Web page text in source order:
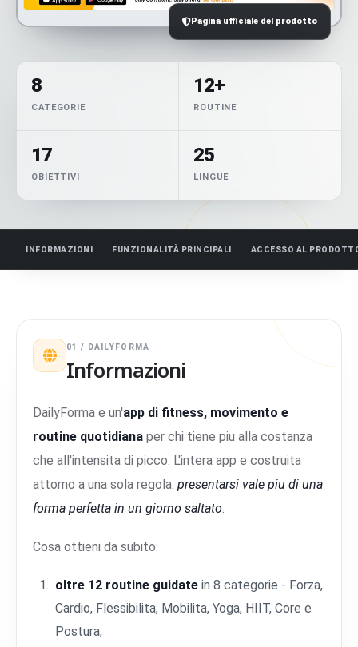
Pagina ufficiale del prodotto
8
CATEGORIE
12+
ROUTINE
17
OBIETTIVI
25
LINGUE
INFORMAZIONI FUNZIONALITÀ PRINCIPALI ACCESSO AL
01 / DAILYFORMA
Informazioni
DailyForma e un'app di fitness, movimento e
routine quotidiana per chi tiene piu alla costanza
che all'intensita di picco. L'intera app e costruita
attorno a una sola regola: presentarsi vale piu di una
forma perfetta in un giorno saltato
Cosa ottieni da subito:
oltre 12 routine guidate in 8 categorie - Forza,
Cardio, Flessibilita, Mobilita, Yoga, HIIT, Core e
Postura,